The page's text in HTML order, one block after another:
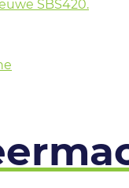
SBS420.